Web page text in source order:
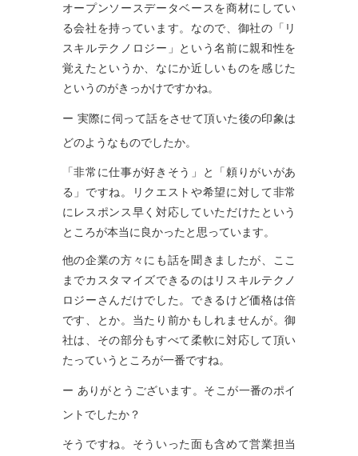
オープンソースデータベースを商材にしてい
る会社を持っています。なので、御社の「リ
スキルテクノロジー」という名前に親和性を
覚えたというか、なにか近しいものを感じた
というのがきっかけですかね。
ー 実際に伺って話をさせて頂いた後の印象は
どのようなものでしたか。
「非常に仕事が好きそう」と「頼りがいがあ
る」ですね。リクエストや希望に対して非常
にレスポンス早く対応していただけたという
ところが本当に良かったと思っています。
他の企業の方々にも話を聞きましたが、ここ
までカスタマイズできるのはリスキルテクノ
ロジーさんだけでした。できるけど価格は倍
です、とか。当たり前かもしれませんが。御
社は、その部分もすべて柔軟に対応して頂い
たっていうところが一番ですね。
ー ありがとうございます。そこが一番のポイ
ントでしたか？
そうですね。そういった面も含めて営業担当